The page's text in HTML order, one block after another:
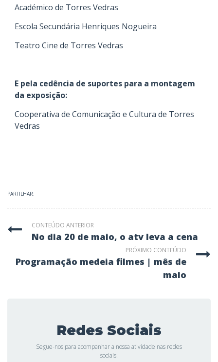
Académico de Torres Vedras
Escola Secundária Henriques Nogueira
Teatro Cine de Torres Vedras
E pela cedência de suportes para a montagem
da exposição:
Cooperativa de Comunicação e Cultura de Torres
Vedras
PARTILHAR:
CONTEÚDO ANTERIOR
no dia 20 de maio, o atv leva a cena
PRÓXIMO CONTEÚDO
programação medeia filmes | mês de
maio
Redes Sociais
Segue-nos para acompanhar a nossa atividade nas redes
sociais.